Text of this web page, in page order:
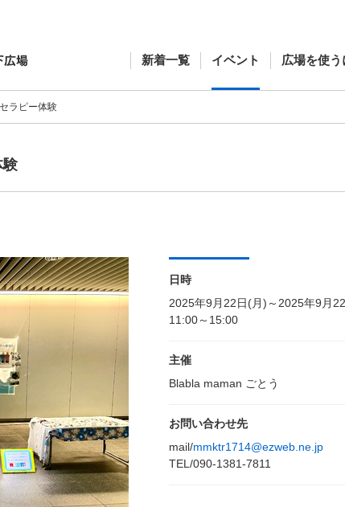
新着一覧 イベント 広場を使う
ラピー体験
日時
2025年9月22日(月)～2025年9月
11:00～15:00
主催
Blabla maman ごとう
お問い合わせ先
mail/mmktr1714@ezweb.ne.jp
TEL/090-1381-7811